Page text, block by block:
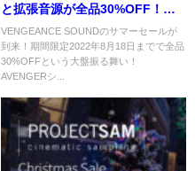
と拡張音源が全品30%OFF！
VENGEANCE SOUNDサマーセ
ール！
VENGEANCE SOUNDのサマーセールが
到来！期間限定2022年8月18日までで全品
30%OFFという大盤振る舞い！
AVENGERシ...